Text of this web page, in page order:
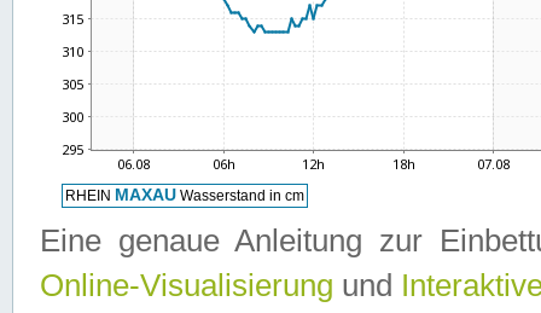
Eine genaue Anleitung zur
Online-Visualisierung und